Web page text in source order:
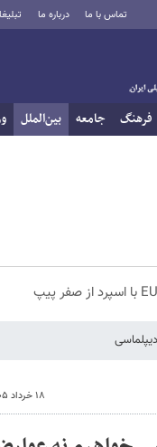
تماس با ما درباره ما
فرهنگ جامعه بین‌الملل
دیپلماسی
۱۸ خرداد ۱۴۰۵ - ۰۸:۳۵